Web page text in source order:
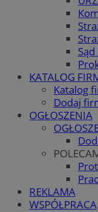
KATALOG
Katalog
Dodaj
OGŁOSZENIA
REKLAMA
WSPÓŁPRACA